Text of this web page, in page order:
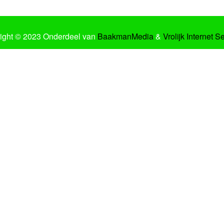
© 2023 Onderdeel van BaakmanMedia& Vrolijk Internet